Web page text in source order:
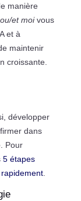
manière
et moivous
et à
maintenir
croissante.
développer
dans
Pour
5 étapes
.